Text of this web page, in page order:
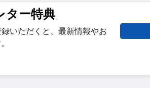
ター特典
いただくと、最新情報やお